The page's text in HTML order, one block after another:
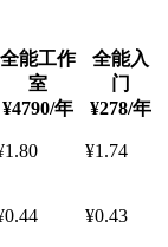
全能工作
室
¥4790/年
全能入
门
¥278/年
¥1.74
¥0.43